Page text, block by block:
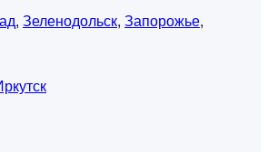
, Зеленодольск, Запорожье,